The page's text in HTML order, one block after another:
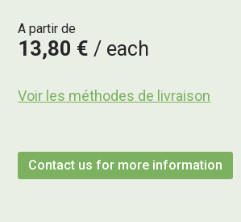
A partir de
13,80 € each
Voir les méthodes de livraison
Contact us for more information